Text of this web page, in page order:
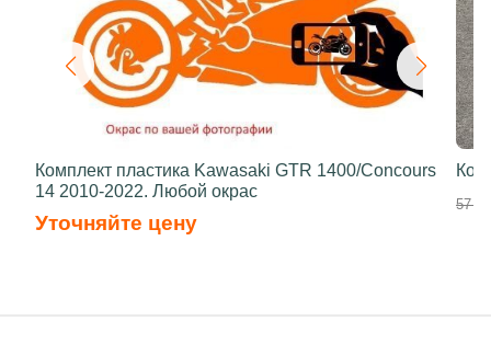
Комплект пластика Kawasaki GTR 1400/Concours
14 2010-2022. Любой окрас
Уточняйте цену
57